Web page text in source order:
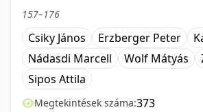
157–176
Csiky János Erzberger Peter
Nádasdi Marcell
Wolf Mátyás
Sipos Attila
Megtekintések száma:373